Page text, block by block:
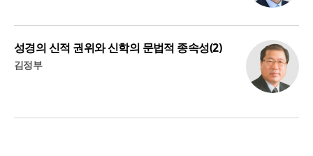
성경의 신적 권위와 신학의 문법적 종속성(2)
김정부